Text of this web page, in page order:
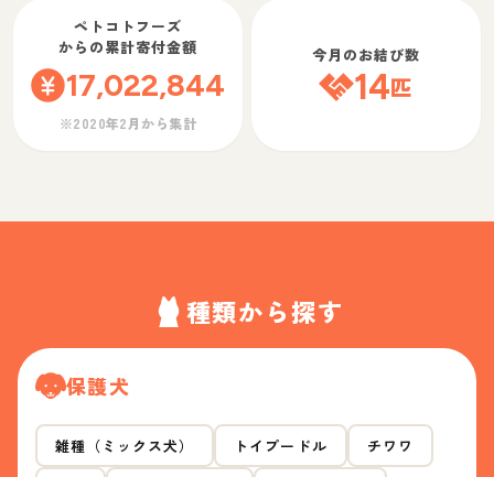
ペトコトフーズ
からの累計寄付金額
17,022,844
※2020年2月から集計
今月のお結び数
14匹
種類から探す
保護犬
雑種（ミックス犬） トイプードル チワワ